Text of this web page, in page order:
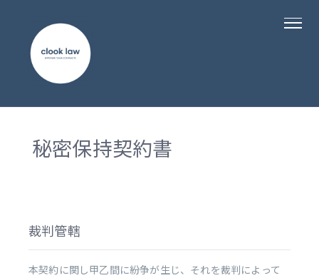
秘密保持契約書
裁判管轄
本契約に関し甲乙間に紛争が生じ、それを裁判によって